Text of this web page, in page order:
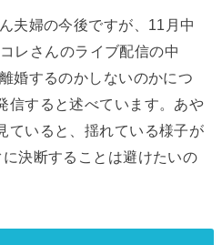
夫婦の今後ですが、11月中
レさんのライブ配信の中
婚するのかしないのかにつ
信すると述べています。あや
ていると、揺れている様子が
決断することは避けたいの